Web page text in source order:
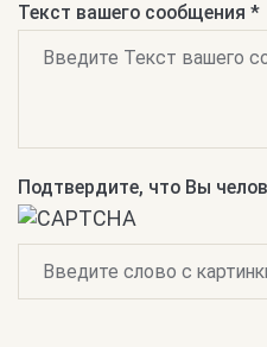
Текст вашего сообщения *
Подтвердите, что Вы